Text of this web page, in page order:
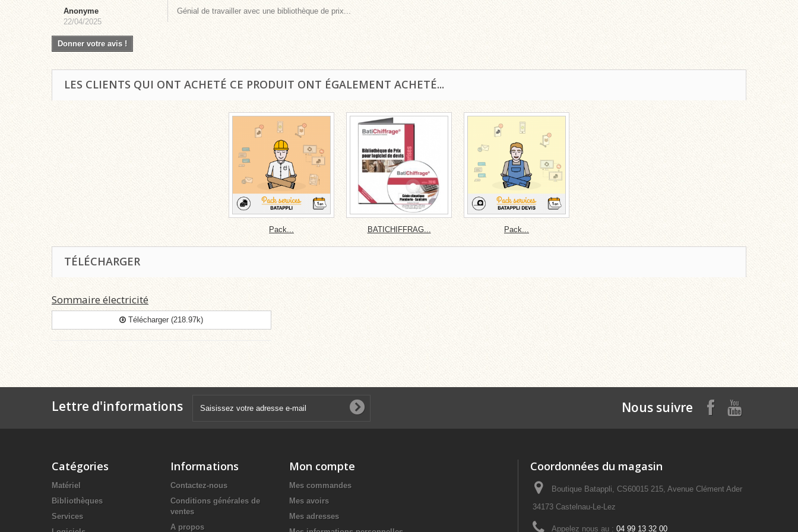
Anonyme
22/04/2025
Génial de travailler avec une bibliothèque de prix...
Donner votre avis !
LES CLIENTS QUI ONT ACHETÉ CE PRODUIT ONT ÉGALEMENT ACHETÉ...
Pack... BATICHIFFRAG... Pack...
TÉLÉCHARGER
Sommaire électricité
Télécharger (218.97k)
Lettre d'informations Nous suivre
Catégories
Matériel
Bibliothèques
Services
Informations
Contactez-nous
Conditions générales de
ventes
A propos
Mon compte
Mes commandes
Mes avoirs
Mes adresses
Coordonnées du magasin
Boutique Batappli, CS60015 215, Avenue Clément Ader
34173 Castelnau-Le-Lez
Appelez nous au : 04 99 13 32 00